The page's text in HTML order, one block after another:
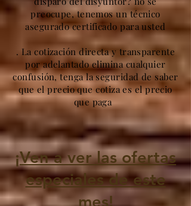
preocupe, tenemos un técnico
asegurado certificado para usted
. La cotización directa y transparente
por adelantado elimina cualquier
confusión, tenga la seguridad de saber
que el precio que cotiza es el precio
que paga
¡Ven a ver las ofertas
especiales de este
mes!